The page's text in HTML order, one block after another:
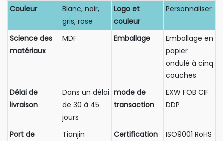
Couleur
Blanc, noir,
gris, rose
Logo et
couleur
Personnaliser
Science des
matériaux
MDF Emballage
Emballage en
papier
ondulé à cinq
couches
Délai de
livraison
Dans un délai
de 30 à 45
jours
mode de
transaction
EXW FOB CIF
DDP
Port de
Tianjin Certification ISO9001 RoHS